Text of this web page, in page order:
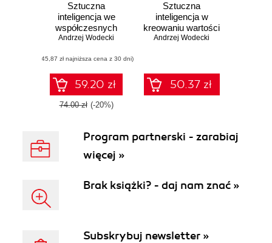
Sztuczna
inteligencja we
współczesnych
organizacjach
Andrzej Wodecki
(45,87 zł najniższa cena z 30 dni)
59.20 zł
74.00 zł (-20%)
Sztuczna
inteligencja w
kreowaniu wartości
organizacji
Andrzej Wodecki
50.37 zł
Program partnerski - zarabiaj
więcej »
Brak książki? - daj nam znać »
Subskrybuj newsletter »